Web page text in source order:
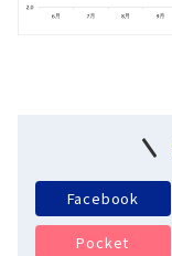
Facebook
Pocket